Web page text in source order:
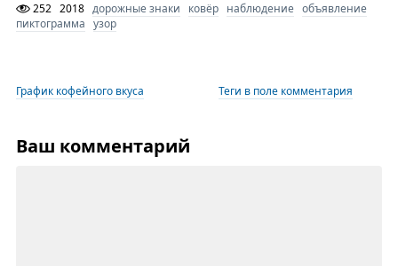
252 2018 дорожные знаки ковёр наблюдение объявление
пиктограмма узор
График кофейного вкуса Теги в поле комментария
Ваш комментарий